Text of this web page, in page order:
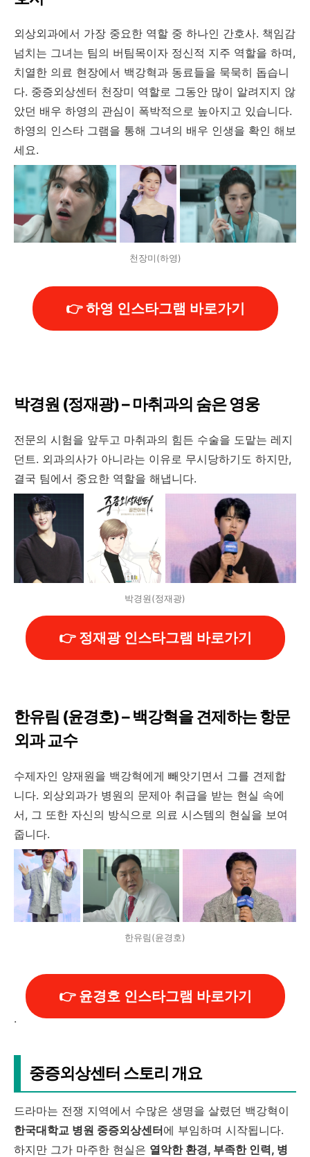
외상외과에서 가장 중요한 역할 중 하나인 간호사. 책임감
넘치는 그녀는 팀의 버팀목이자 정신적 지주 역할을 하며,
치열한 의료 현장에서 백강혁과 동료들을 묵묵히 돕습니
다. 중증외상센터 천장미 역할로 그동안 많이 알려지지 않
았던 배우 하영의 관심이 폭박적으로 높아지고 있습니다.
하영의 인스타 그램을 통해 그녀의 배우 인생을 확인 해보
세요.
천장미(하영)
👉 하영 인스타그램 바로가기
박경원 (정재광) – 마취과의 숨은 영웅
전문의 시험을 앞두고 마취과의 힘든 수술을 도맡는 레지
던트. 외과의사가 아니라는 이유로 무시당하기도 하지만,
결국 팀에서 중요한 역할을 해냅니다.
박경원(정재광)
👉 정재광 인스타그램 바로가기
한유림 (윤경호) – 백강혁을 견제하는 항문
외과 교수
수제자인 양재원을 백강혁에게 빼앗기면서 그를 견제합
니다. 외상외과가 병원의 문제아 취급을 받는 현실 속에
서, 그 또한 자신의 방식으로 의료 시스템의 현실을 보여
줍니다.
한유림(윤경호)
👉 윤경호 인스타그램 바로가기
.
중증외상센터 스토리 개요
드라마는 전쟁 지역에서 수많은 생명을 살렸던 백강혁이
한국대학교 병원 중증외상센터에 부임하며 시작됩니다.
하지만 그가 마주한 현실은 열악한 환경, 부족한 인력, 병